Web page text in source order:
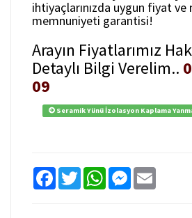
ihtiyaçlarınızda uygun fiyat ve
memnuniyeti garantisi!
Arayın Fiyatlarımız
Detaylı Bilgi Verelim..
09
Seramik Yünü İzolasyon Kaplama
F
T
w
W
M